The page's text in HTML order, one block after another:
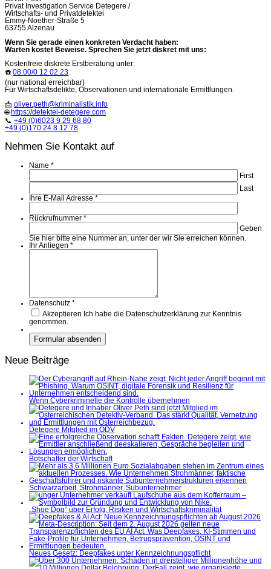
Privat Investigation Service Detegere /
Wirtschafts- und Privatdetektei
Emmy-Noether-Straße 5
63755 Alzenau
Wenn Sie gerade einen konkreten Verdacht haben:
Warten kostet Beweise. Sprechen Sie jetzt diskret mit uns:
Kostenfreie diskrete Erstberatung unter:
☎️ 08 00/0 12 02 23
(nur national erreichbar)
Für Wirtschaftsdelikte, Observationen und internationale Ermittlungen.
📩 oliver.peth@kriminalistik.info
🌐 https://detektei-detegere.com
📞 +49 (0)6023 9 29 68 80
+49 (0)170 24 8 12 78
Nehmen Sie Kontakt auf
Name *
First
Last
Ihre E-Mail Adresse *
Rückrufnummer *
Geben
Sie hier bitte eine Nummer an, unter der wir Sie erreichen können.
Ihr Anliegen *
Datenschutz *
Akzeptieren Ich habe die Datenschutzerklärung zur Kenntnis
genommen.
Neue Beiträge
Wenn Cyberkriminelle die Kontrolle übernehmen
Detegere Mitglied im ÖDV
Botschafter der Wirtschaft
Schwarzarbeit, Strohmänner, Subunternehmer
„Shoe Dog“ über Erfolg, Risiken und Wirtschaftskriminalität
Neues Gesetz: Deepfakes unter Kennzeichnungspflicht